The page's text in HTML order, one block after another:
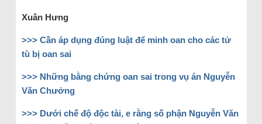
Xuân Hưng
>>> Cần áp dụng đúng luật để minh oan cho các tử
tù bị oan sai
>>> Những bằng chứng oan sai trong vụ án Nguyễn
Văn Chưởng
>>> Dưới chế độ độc tài, e rằng số phận Nguyễn Văn